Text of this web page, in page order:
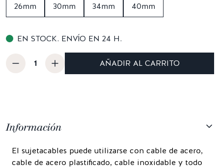
26mm 30mm 34mm 40mm
EN STOCK. ENVÍO EN 24 H.
AÑADIR AL CARRITO
Información
El sujetacables puede utilizarse con cable de acero,
cable de acero plastificado, cable inoxidable y todo